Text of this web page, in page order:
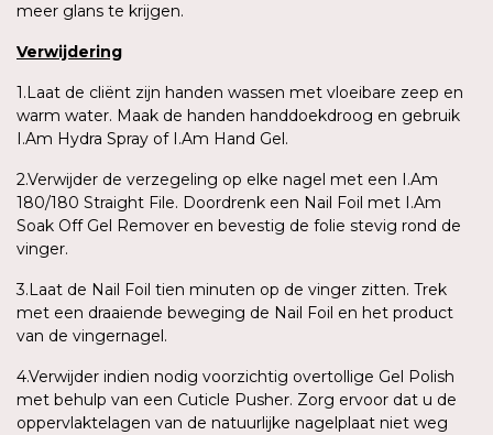
meer glans te krijgen.
Verwijdering
1.Laat de cliënt zijn handen wassen met vloeibare zeep en
warm water. Maak de handen handdoekdroog en gebruik
I.Am Hydra Spray of I.Am Hand Gel.
2.Verwijder de verzegeling op elke nagel met een I.Am
180/180 Straight File. Doordrenk een Nail Foil met I.Am
Soak Off Gel Remover en bevestig de folie stevig rond de
vinger.
3.Laat de Nail Foil tien minuten op de vinger zitten. Trek
met een draaiende beweging de Nail Foil en het product
van de vingernagel.
4.Verwijder indien nodig voorzichtig overtollige Gel Polish
met behulp van een Cuticle Pusher. Zorg ervoor dat u de
oppervlaktelagen van de natuurlijke nagelplaat niet weg